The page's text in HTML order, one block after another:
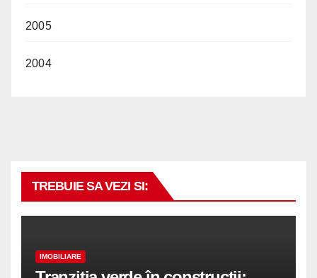
2005
2004
TREBUIE SA VEZI SI:
IMOBILIARE